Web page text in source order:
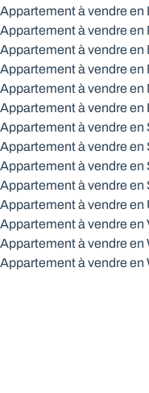
Appartement à vendre
Appartement à vendre en
Appartement à vendre
Appartement à vendre
Appartement à vendre en
Appartement à vendre en
Appartement à vendre
Appartement à vendre
Appartement à vendre
Appartement à vendre en
Appartement à vendre en
Appartement à vendre en
Appartement à vendre en
Appartement à vendre